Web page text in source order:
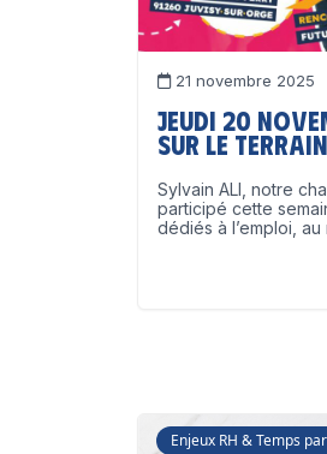
21 novembre 2025
Jeudi 20
sur le terrain
Sylvain ALI, notre
participé cette
dédiés à l’emploi,
Enjeux RH & Temps